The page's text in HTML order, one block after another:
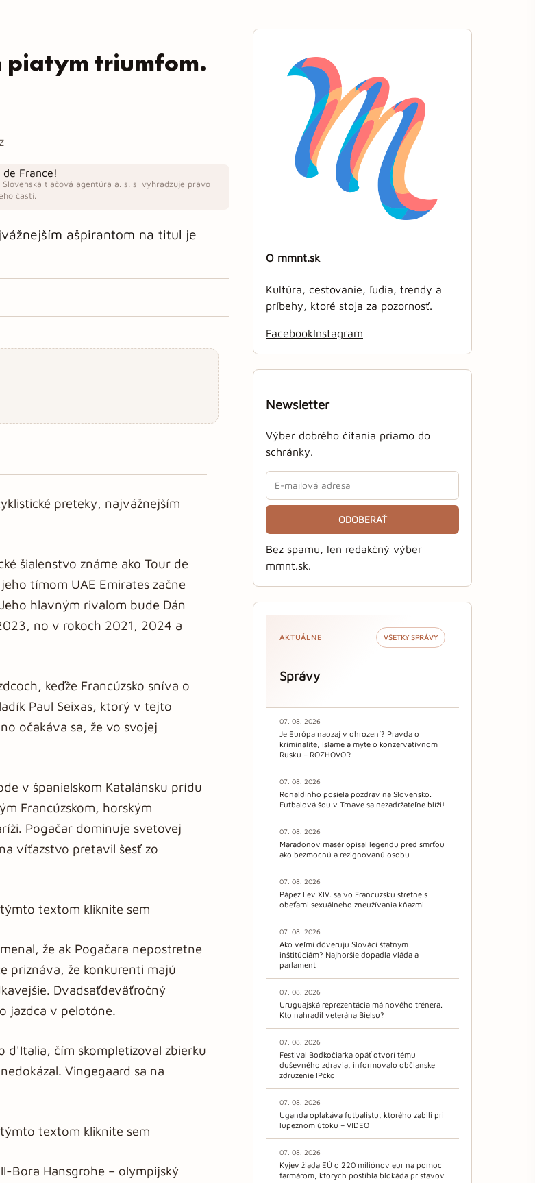
piatym triumfom.
tlačová agentúra a. s. si vyhradzuje právo
častí.
ašpirantom na titul je
preteky, najvážnejším
šialenstvo známe ako Tour de
tímom UAE Emirates začne
hlavným rivalom bude Dán
no v rokoch 2021, 2024 a
keďže Francúzsko sníva o
Paul Seixas, ktorý v tejto
očakáva sa, že vo svojej
v španielskom Katalánsku prídu
Francúzskom, horským
Pogačar dominuje svetovej
víťazstvo pretavil šesť zo
textom kliknite sem
že ak Pogačara nepostretne
priznáva, že konkurenti majú
Dvadsaťdeväťročný
jazdca v pelotóne.
čím skompletizoval zbierku
Vingegaard sa na
textom kliknite sem
Bora Hansgrohe – olympijský
O mmnt.sk
Kultúra, cestovanie, ľudia, trendy a
príbehy, ktoré stoja za pozornosť.
FacebookInstagram
Newsletter
Výber dobrého čítania priamo do
schránky.
ODOBERAŤ
Bez spamu, len redakčný výber
mmnt.sk.
AKTUÁLNE VŠETKY SPRÁVY
Správy
07. 08. 2026
Je Európa naozaj v ohrození? Pravda o
kriminalite, islame a mýte o konzervatívnom
Rusku – ROZHOVOR
07. 08. 2026
Ronaldinho posiela pozdrav na Slovensko.
Futbalová šou v Trnave sa nezadržateľne blíži!
07. 08. 2026
Maradonov masér opísal legendu pred smrťou
ako bezmocnú a rezignovanú osobu
07. 08. 2026
Pápež Lev XIV. sa vo Francúzsku stretne s
obeťami sexuálneho zneužívania kňazmi
07. 08. 2026
Ako veľmi dôverujú Slováci štátnym
inštitúciám? Najhoršie dopadla vláda a
parlament
07. 08. 2026
Uruguajská reprezentácia má nového trénera.
Kto nahradil veterána Bielsu?
07. 08. 2026
Festival Bodkočiarka opäť otvorí tému
duševného zdravia, informovalo občianske
združenie IPčko
07. 08. 2026
Uganda oplakáva futbalistu, ktorého zabili pri
lúpežnom útoku – VIDEO
07. 08. 2026
Kyjev žiada EÚ o 220 miliónov eur na pomoc
farmárom, ktorých postihla blokáda prístavov